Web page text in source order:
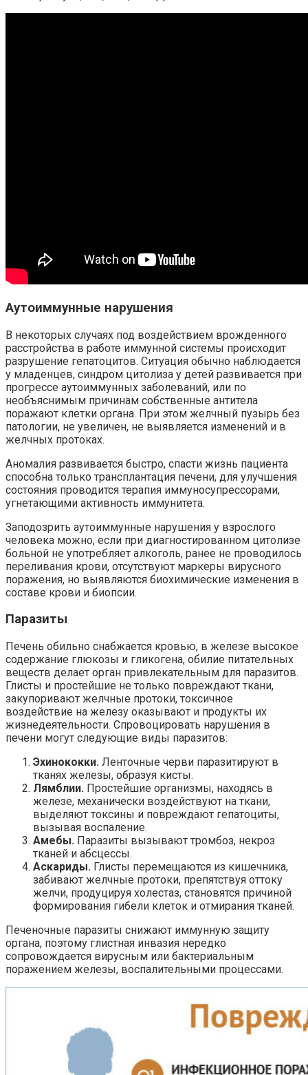
Аутоиммунные нарушения
В некоторых случаях под воздействием врожденного
расстройства в работе иммунной системы происходит
разрушение гепатоцитов. Ситуация обычно наблюдается
у младенцев, синдром цитолиза у детей развивается при
прогрессе аутоиммунных заболеваний, или по
необъяснимым причинам собственные антитела
поражают клетки органа. При этом желчный пузырь без
патологии, не увеличен, не выявляется изменений и в
желчных протоках.
Аномалия развивается быстро, спасти жизнь пациента
способна только трансплантация печени, для улучшения
состояния проводится терапия иммуносупрессорами,
угнетающими активность иммунитета.
Заподозрить аутоиммунные нарушения у взрослого
человека можно, если при диагностированном цитолизе
больной не употребляет алкоголь, ранее не проводилось
переливания крови, отсутствуют маркеры вирусного
поражения, но выявляются биохимические изменения в
составе крови и биопсии.
Паразиты
Печень обильно снабжается кровью, в железе высокое
содержание глюкозы и гликогена, обилие питательных
веществ делает орган привлекательным для паразитов.
Глисты и простейшие не только повреждают ткани,
закупоривают желчные протоки, токсичное
воздействие на железу оказывают и продукты их
жизнедеятельности. Спровоцировать нарушения в
печени могут следующие виды паразитов:
Эхинококки. Ленточные черви паразитируют в
тканях железы, образуя кисты.
Лямблии. Простейшие организмы, находясь в
железе, механически воздействуют на ткани,
выделяют токсины и повреждают гепатоциты,
вызывая воспаление.
Амебы. Паразиты вызывают тромбоз, некроз
тканей и абсцессы.
Аскариды. Глисты перемещаются из кишечника,
забивают желчные протоки, препятствуя оттоку
желчи, продуцируя холестаз, становятся причиной
формирования гибели клеток и отмирания тканей.
Печеночные паразиты снижают иммунную защиту
органа, поэтому глистная инвазия нередко
сопровождается вирусным или бактериальным
поражением железы, воспалительными процессами.